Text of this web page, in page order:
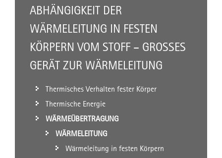
ABHÄNGIGKEIT DER
WÄRMELEITUNG IN FESTEN
KÖRPERN VOM STOFF – GROSSES G
ERÄT ZUR WÄRMELEITUNG
Thermisches Verhalten fester Körper
Thermische Energie
WÄRMEÜBERTRAGUNG
WÄRMELEITUNG
Wärmeleitung in festen Körpern